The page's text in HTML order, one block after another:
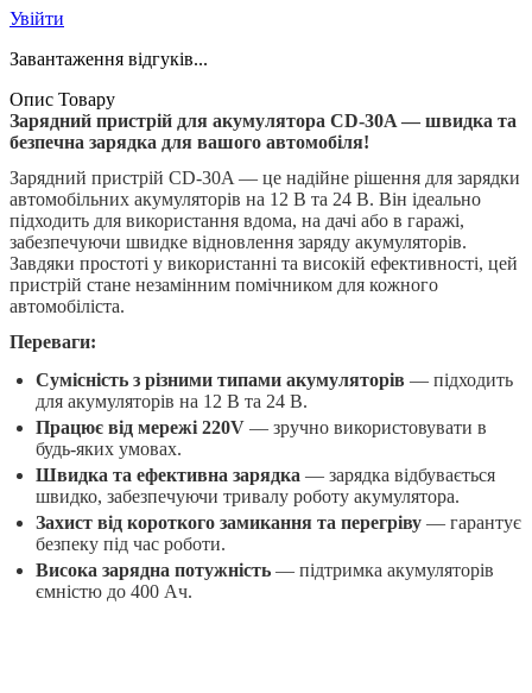
Увійти
Завантаження відгуків...
Опис Товару
Зарядний пристрій для акумулятора CD-30A — швидка та
безпечна зарядка для вашого автомобіля!
Зарядний пристрій CD-30A — це надійне рішення для зарядки
автомобільних акумуляторів на 12 В та 24 В. Він ідеально
підходить для використання вдома, на дачі або в гаражі,
забезпечуючи швидке відновлення заряду акумуляторів.
Завдяки простоті у використанні та високій ефективності, цей
пристрій стане незамінним помічником для кожного
автомобіліста.
Переваги:
Сумісність з різними типами акумуляторів — підходить
для акумуляторів на 12 В та 24 В.
Працює від мережі 220V — зручно використовувати в
будь-яких умовах.
Швидка та ефективна зарядка — зарядка відбувається
швидко, забезпечуючи тривалу роботу акумулятора.
Захист від короткого замикання та перегріву — гарантує
безпеку під час роботи.
Висока зарядна потужність — підтримка акумуляторів
ємністю до 400 Ач.